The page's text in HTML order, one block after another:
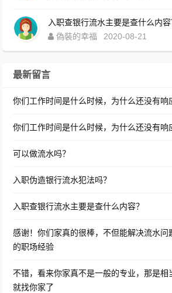
入职查银行流水主要是查什么内容
偽裝的幸福
2020-08-21
最新留言
你们工作时间是什么时候，为什么还没有响
你们工作时间是什么时候，为什么还没有响
可以做流水吗？
入职伪造银行流水犯法吗？
入职查银行流水主要是查什么内容？
感谢！你们家真的很棒，不但能解决流水问
的职场经验
不错，看来你家真不是一般的专业，那是相
就找你家了